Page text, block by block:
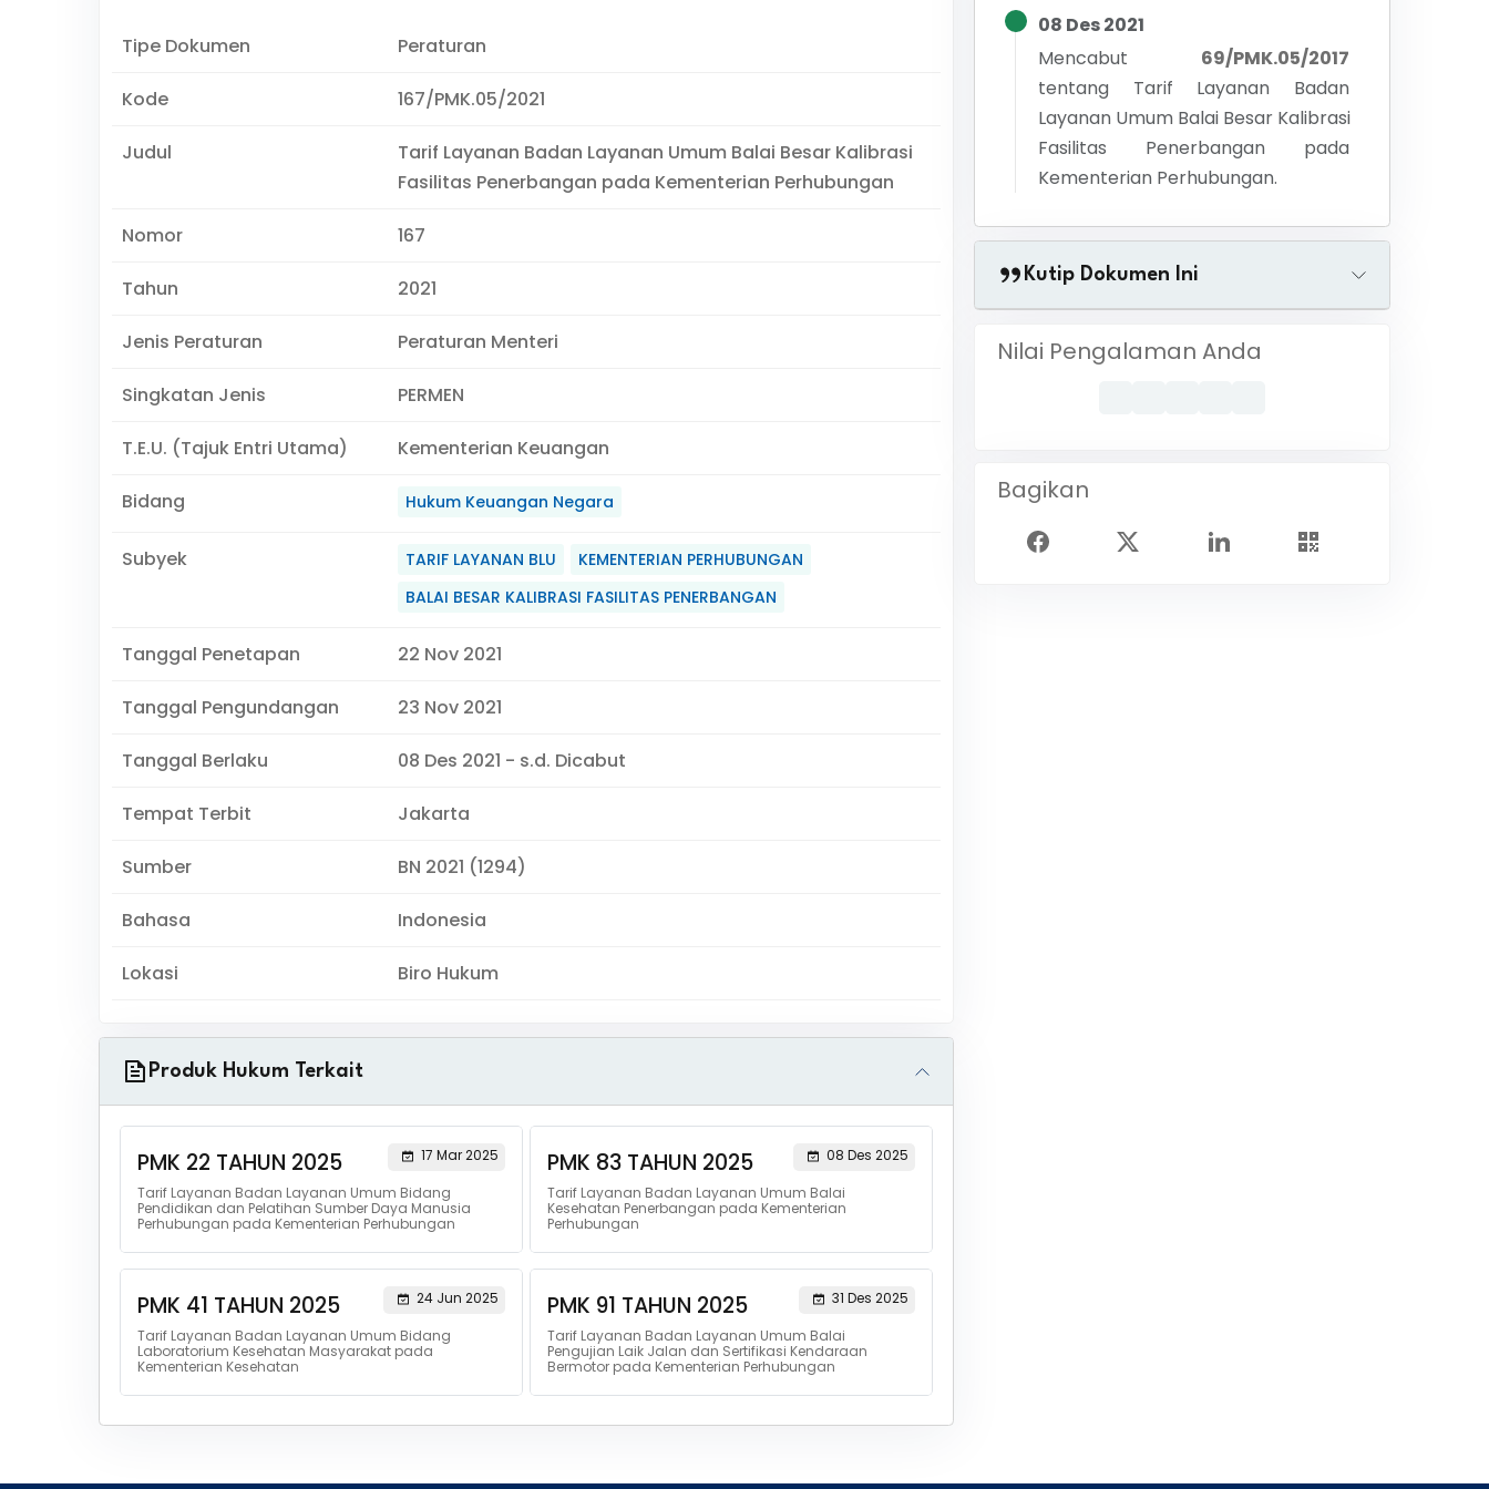
Tipe Dokumen Peraturan
Kode 167/PMK.05/2021
Judul
Tarif Layanan Badan Layanan Umum Balai Besar Kalibrasi
Fasilitas Penerbangan pada Kementerian Perhubungan
Nomor 167
Tahun 2021
Jenis Peraturan Peraturan Menteri
Singkatan Jenis PERMEN
T.E.U. (Tajuk Entri Utama) Kementerian Keuangan
Bidang Hukum Keuangan Negara
Subyek TARIF LAYANAN BLU
KEMENTERIAN PERHUBUNGAN
BALAI BESAR KALIBRASI FASILITAS PENERBANGAN
Tanggal Penetapan 22 Nov 2021
Tanggal Pengundangan 23 Nov 2021
Tanggal Berlaku 08 Des 2021 - s.d. Dicabut
Tempat Terbit Jakarta
Sumber BN 2021 (1294)
Bahasa Indonesia
Lokasi Biro Hukum
Produk Hukum Terkait
PMK 22 TAHUN 2025
17 Mar 2025
Tarif Layanan Badan Layanan Umum Bidang
Pendidikan dan Pelatihan Sumber Daya Manusia
Perhubungan pada Kementerian Perhubungan
PMK 83 TAHUN 2025
08 Des 2025
Tarif Layanan Badan Layanan Umum Balai
Kesehatan Penerbangan pada Kementerian
Perhubungan
PMK 41 TAHUN 2025
24 Jun 2025
Tarif Layanan Badan Layanan Umum Bidang
Laboratorium Kesehatan Masyarakat pada
Kementerian Kesehatan
PMK 91 TAHUN 2025
31 Des 2025
Tarif Layanan Badan Layanan Umum Balai
Pengujian Laik Jalan dan Sertifikasi Kendaraan
Bermotor pada Kementerian Perhubungan
08 Des 2021
Mencabut
69/PMK.05/2017
tentang Tarif Layanan Badan
Layanan Umum Balai Besar Kalibrasi
Fasilitas Penerbangan pada
Kementerian Perhubungan.
Kutip Dokumen Ini
Nilai Pengalaman Anda
Bagikan